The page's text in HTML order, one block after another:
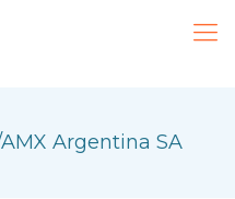
Argentina SA